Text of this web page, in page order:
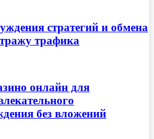
стратегий и обмена
трафика
онлайн для
без вложений